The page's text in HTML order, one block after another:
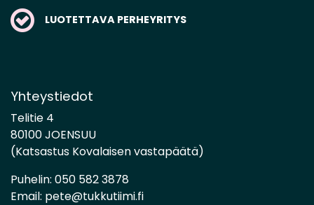
LUOTETTAVA PERHEYRITYS
Yhteystiedot
Telitie 4
80100 JOENSUU
(Katsastus Kovalaisen vastapäätä)
Puhelin: 050 582 3878
Email: pete@tukkutiimi.fi